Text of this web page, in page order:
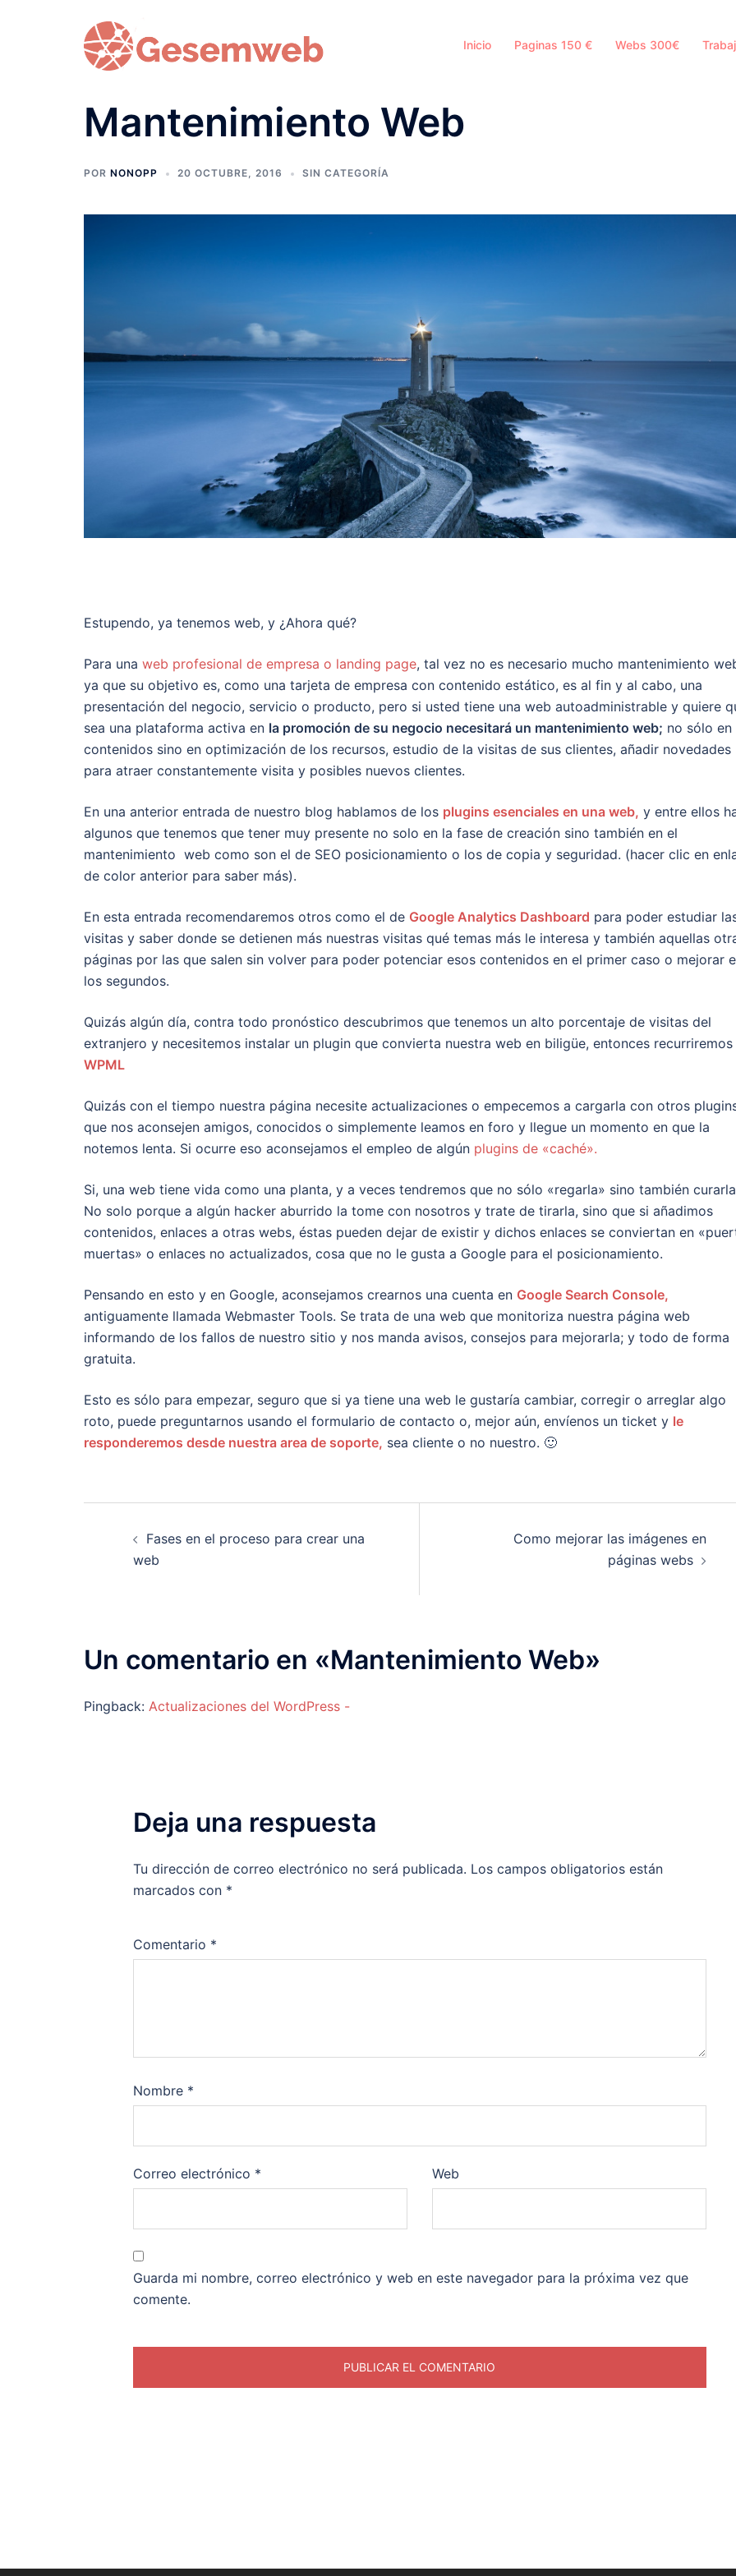
Inicio Paginas 150 € Webs 300€
Mantenimiento Web
POR NONOPP 20 OCTUBRE, 2016 SIN CATEGORÍA
Estupendo, ya tenemos web, y ¿Ahora qué?
Para una web profesional de empresa o landing page, tal vez no es necesario mucho mantenimiento
ya que su objetivo es, como una tarjeta de empresa con contenido estático, es al fin y al cabo, una
presentación del negocio, servicio o producto, pero si usted tiene una web autoadministrable y quiere
sea una plataforma activa en la promoción de su negocio necesitará un mantenimiento web; no sólo en
contenidos sino en optimización de los recursos, estudio de la visitas de sus clientes, añadir novedades
para atraer constantemente visita y posibles nuevos clientes.
En una anterior entrada de nuestro blog hablamos de los plugins esenciales en una web, y entre ellos
algunos que tenemos que tener muy presente no solo en la fase de creación sino también en el
mantenimiento web como son el de SEO posicionamiento o los de copia y seguridad. (hacer clic en
de color anterior para saber más).
En esta entrada recomendaremos otros como el de Google Analytics Dashboard para poder estudiar
visitas y saber donde se detienen más nuestras visitas qué temas más le interesa y también aquellas
páginas por las que salen sin volver para poder potenciar esos contenidos en el primer caso o mejorar
los segundos.
Quizás algún día, contra todo pronóstico descubrimos que tenemos un alto porcentaje de visitas del
extranjero y necesitemos instalar un plugin que convierta nuestra web en biligüe, entonces recurriremos
WPML
Quizás con el tiempo nuestra página necesite actualizaciones o empecemos a cargarla con otros
que nos aconsejen amigos, conocidos o simplemente leamos en foro y llegue un momento en que la
notemos lenta. Si ocurre eso aconsejamos el empleo de algún plugins de «caché».
Si, una web tiene vida como una planta, y a veces tendremos que no sólo «regarla» sino también
No solo porque a algún hacker aburrido la tome con nosotros y trate de tirarla, sino que si añadimos
contenidos, enlaces a otras webs, éstas pueden dejar de existir y dichos enlaces se conviertan en
muertas» o enlaces no actualizados, cosa que no le gusta a Google para el posicionamiento.
Pensando en esto y en Google, aconsejamos crearnos una cuenta en Google Search Console,
antiguamente llamada Webmaster Tools. Se trata de una web que monitoriza nuestra página web
informando de los fallos de nuestro sitio y nos manda avisos, consejos para mejorarla; y todo de forma
gratuita.
Esto es sólo para empezar, seguro que si ya tiene una web le gustaría cambiar, corregir o arreglar algo
roto, puede preguntarnos usando el formulario de contacto o, mejor aún, envíenos un ticket y le
responderemos desde nuestra area de soporte, sea cliente o no nuestro. 🙂
Navegación
Fases en el proceso para crear una
web
Como mejorar las imágenes en
páginas webs
Un comentario en «Mantenimiento Web»
Pingback: Actualizaciones del WordPress -
Deja una respuesta
Tu dirección de correo electrónico no será publicada. Los campos obligatorios están
marcados con *
Comentario *
Nombre *
Correo electrónico * Web
Guarda mi nombre, correo electrónico y web en este navegador para la próxima vez que
comente.